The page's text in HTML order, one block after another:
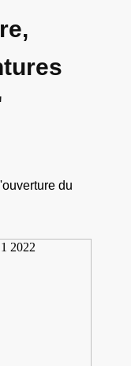
du